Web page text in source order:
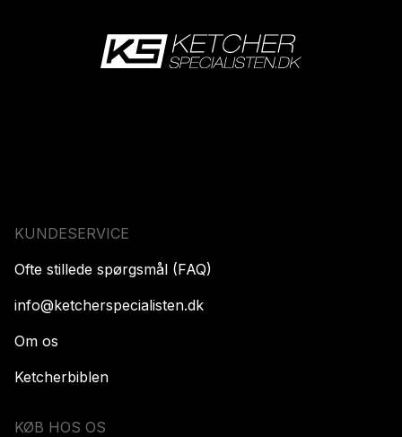
KUNDESERVICE
Ofte stillede spørgsmål (FAQ)
info@ketcherspecialisten.dk
Om os
Ketcherbiblen
KØB HOS OS